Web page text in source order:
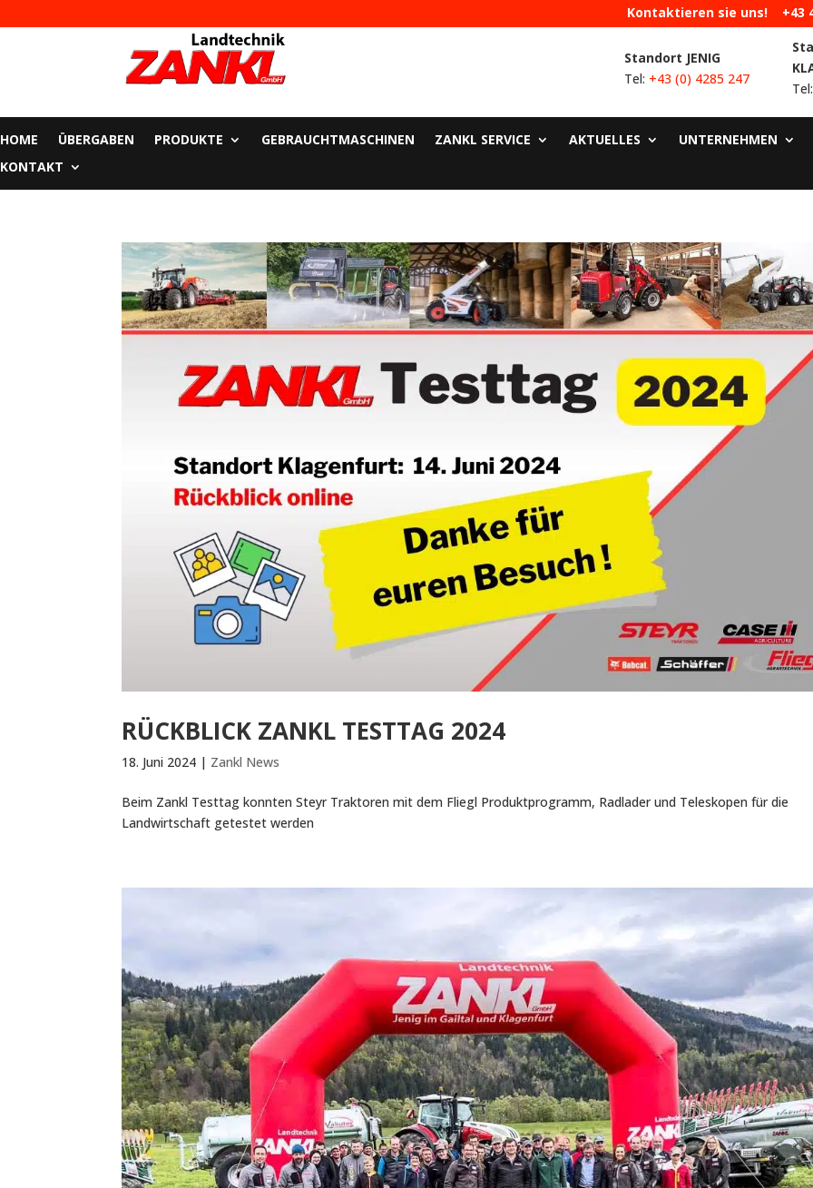
Kontaktieren sie uns! +43
Standort JENIG
Tel: +43 (0) 4285 247
HOME ÜBERGABEN PRODUKTE GEBRAUCHTMASCHINEN ZANKL SERVICE AKTUELLES
UNTERNEHMEN
KONTAKT
RÜCKBLICK ZANKL TESTTAG 2024
18. Juni 2024 | Zankl News
Beim Zankl Testtag konnten Steyr Traktoren mit dem Fliegl Produktprogramm, Radlader und Teleskopen für die
Landwirtschaft getestet werden